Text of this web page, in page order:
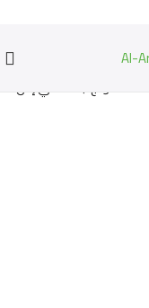
سامسونج جالاكسي إس